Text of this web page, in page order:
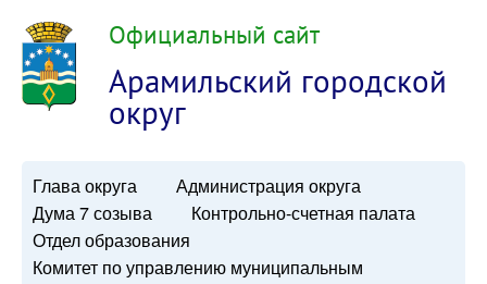
Официальный сайт
Арамильский городской
округ
Глава округа
Администрация округа
Дума 7 созыва
Контрольно-счетная палата
Отдел образования
Комитет по управлению муниципальным